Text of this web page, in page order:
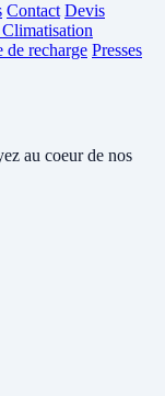
Contact Devis
de recharge Presses
au coeur de nos